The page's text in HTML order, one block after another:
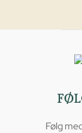
Følg